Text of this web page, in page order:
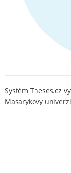
Systém Theses.cz
Masarykovy